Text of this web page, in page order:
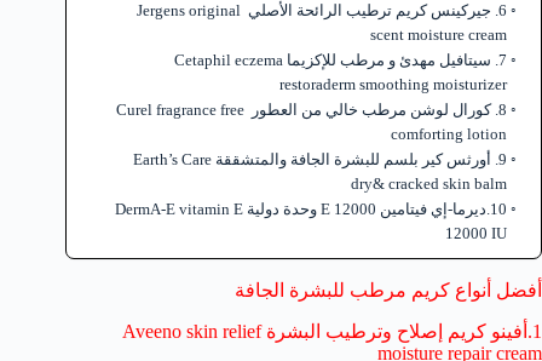
6. جيركينس كريم ترطيب الرائحة الأصلي Jergens original
scent moisture cream
7. سيتافيل مهدئ و مرطب للإكزيما Cetaphil eczema
restoraderm smoothing moisturizer
8. كورال لوشن مرطب خالي من العطور Curel fragrance free
comforting lotion
9. أورثس كير بلسم للبشرة الجافة والمتشققة Earth’s Care
dry& cracked skin balm
10.ديرما-إي فيتامين E 12000 وحدة دولية DermA-E vitamin E
12000 IU
أفضل أنواع كريم مرطب للبشرة الجافة
1.أفينو كريم إصلاح وترطيب البشرة Aveeno skin relief
moisture repair cream